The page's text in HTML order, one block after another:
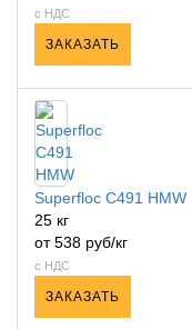
с НДС
ЗАКАЗАТЬ
Superfloc C491 HMW
25 кг
от 538 руб/кг
с НДС
ЗАКАЗАТЬ